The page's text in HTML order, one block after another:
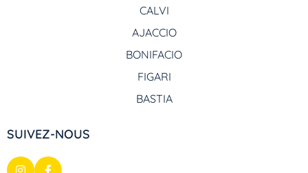
CALVI
AJACCIO
BONIFACIO
FIGARI
BASTIA
SUIVEZ-NOUS